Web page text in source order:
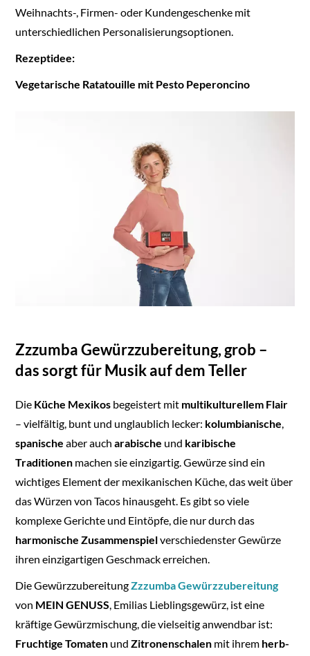
Weihnachts-, Firmen- oder Kundengeschenke mit
unterschiedlichen Personalisierungsoptionen.
Rezeptidee:
Vegetarische Ratatouille mit Pesto Peperoncino
Zzzumba Gewürzzubereitung, grob –
das sorgt für Musik auf dem Teller
Die Küche Mexikos begeistert mit multikulturellem Flair
– vielfältig, bunt und unglaublich lecker: kolumbianische,
spanischeaber aucharabische und karibische
Traditionen machen sie einzigartig. Gewürze sind ein
wichtiges Element der mexikanischen Küche, das weit über
das Würzen von Tacos hinausgeht. Es gibt so viele
komplexe Gerichte und Eintöpfe, die nur durch das
harmonische Zusammenspielverschiedenster Gewürze
ihren einzigartigen Geschmack erreichen.
Die GewürzzubereitungZzzumba Gewürzzubereitung
von MEIN GENUSS, Emilias Lieblingsgewürz, ist eine
kräftige Gewürzmischung, die vielseitig anwendbar ist:
Fruchtige Tomaten undZitronenschalen mit ihrem herb-